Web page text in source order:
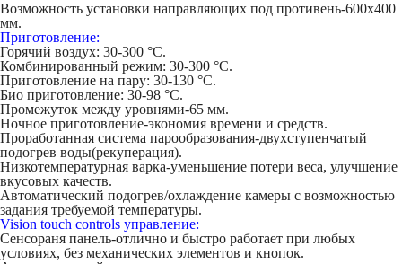
Возможность установки направляющих под противень-600х400
мм.
Приготовление:
Горячий воздух: 30-300 °C.
Комбинированный режим: 30-300 °C.
Приготовление на пару: 30-130 °C.
Био приготовление: 30-98 °C.
Промежуток между уровнями-65 мм.
Ночное приготовление-экономия времени и средств.
Проработанная система парообразования-двухступенчатый
подогрев воды(рекуперация).
Низкотемпературная варка-уменьшение потери веса, улучшение
вкусовых качеств.
Автоматический подогрев/охлаждение камеры с возможностью
задания требуемой температуры.
Vision touch controls управление:
Сенсораня панель-отлично и быстро работает при любых
условиях, без механических элементов и кнопок.